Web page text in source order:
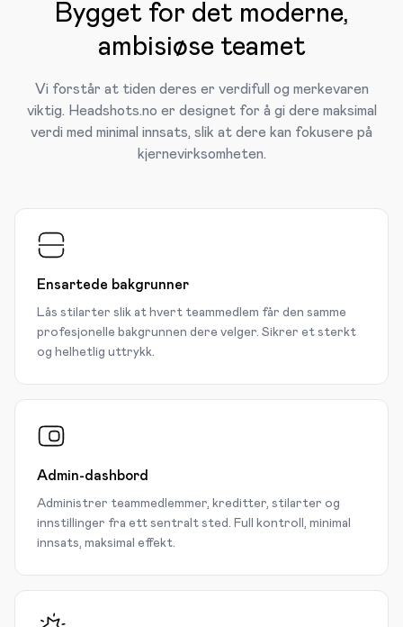
Bygget for det moderne,
ambisiøse teamet
Vi forstår at tiden deres er verdifull og merkevaren
viktig. Headshots.no er designet for å gi dere maksimal
verdi med minimal innsats, slik at dere kan fokusere på
kjernevirksomheten.
Ensartede bakgrunner
Lås stilarter slik at hvert teammedlem får den samme
profesjonelle bakgrunnen dere velger. Sikrer et sterkt
og helhetlig uttrykk.
Admin-dashbord
Administrer teammedlemmer, kreditter, stilarter og
innstillinger fra ett sentralt sted. Full kontroll, minimal
innsats, maksimal effekt.